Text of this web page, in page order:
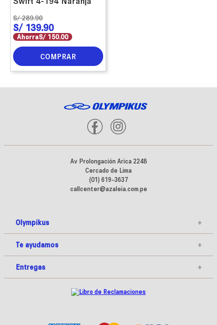
S/ 289.90
S/ 139.90
AhorraS/ 150.00
COMPRAR
Av Prolongación Arica 2248
Cercado de Lima
(01) 619-3637
callcenter@azaleia.com.pe
Olympikus +
Te ayudamos +
Entregas +